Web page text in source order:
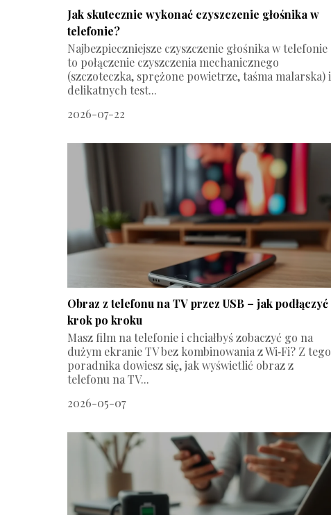
Jak skutecznie wykonać czyszczenie głośnika w
telefonie?
Najbezpieczniejsze czyszczenie głośnika w telefonie
to połączenie czyszczenia mechanicznego
(szczoteczka, sprężone powietrze, taśma malarska) i
delikatnych test...
2026-07-22
Obraz z telefonu na TV przez USB – jak podłączyć
krok po kroku
Masz film na telefonie i chciałbyś zobaczyć go na
dużym ekranie TV bez kombinowania z Wi‑Fi? Z tego
poradnika dowiesz się, jak wyświetlić obraz z
telefonu na TV...
2026-05-07